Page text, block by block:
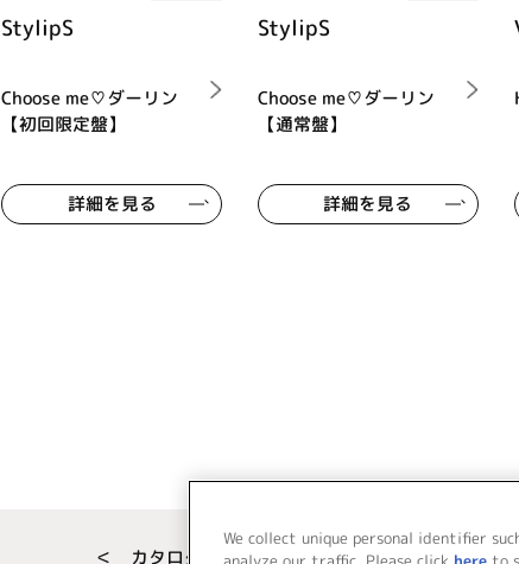
StylipS
Choose me♡ダーリン
【初回限定盤】
詳細を見る
StylipS
Choose me♡ダーリン
【通常盤】
詳細を見る
＜ カタログサイト トップページへ
We collect unique personal identifier